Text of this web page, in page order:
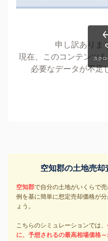
申し訳ありま
現在、このコンテンツ
必要なデータが不足
空知郡の土地売
空知郡で自分の土地がいくらで
例を基に簡単に想定売却価格が
ょう。
こちらのシミュレーションでは、
に、予想されるの最高相場価格